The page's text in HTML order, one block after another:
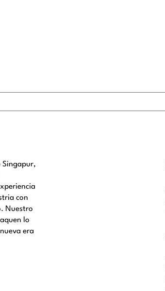
Singapur,
con
Nuestro
lo
era